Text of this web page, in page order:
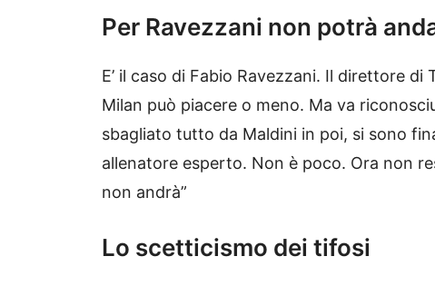
Per Ravezzani non potrà
E’ il caso di Fabio Ravezzani. Il direttore
Milan può piacere o meno. Ma va
sbagliato tutto da Maldini in poi, si sono
allenatore esperto. Non è poco. Ora non
non andrà”
Lo scetticismo dei tifosi